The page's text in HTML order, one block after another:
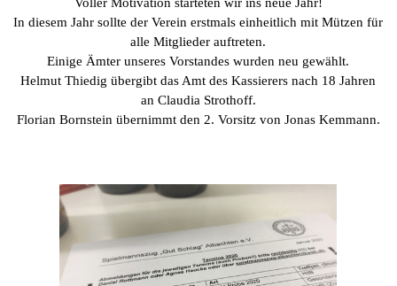
In diesem Jahr sollte der Verein erstmals einheitlich mit Mützen für
alle Mitglieder auftreten.
Einige Ämter unseres Vorstandes wurden neu gewählt.
Helmut Thiedig übergibt das Amt des Kassierers nach 18 Jahren
an Claudia Strothoff.
Florian Bornstein übernimmt den 2. Vorsitz von Jonas Kemmann.